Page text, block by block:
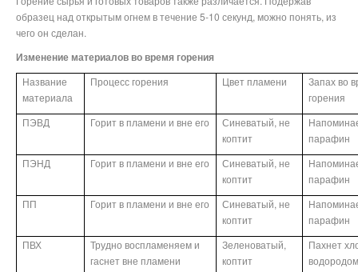
образец над открытым огнем в течение 5-10 секунд, можно понять, из
чего он сделан.
Изменение материалов во время горения
Название
материала
Процесс горения Цвет пламени
Запах во
горения
ПЭВД
Горит в пламени и вне его
Синеватый, не
коптит
парафин
ПЭНД
Горит в пламени и вне его
Синеватый, не
коптит
парафин
ПП
Горит в пламени и вне его
Синеватый, не
коптит
парафин
ПВХ
Трудно воспламеняем и
гаснет вне пламени
Зеленоватый,
коптит
Пахнет